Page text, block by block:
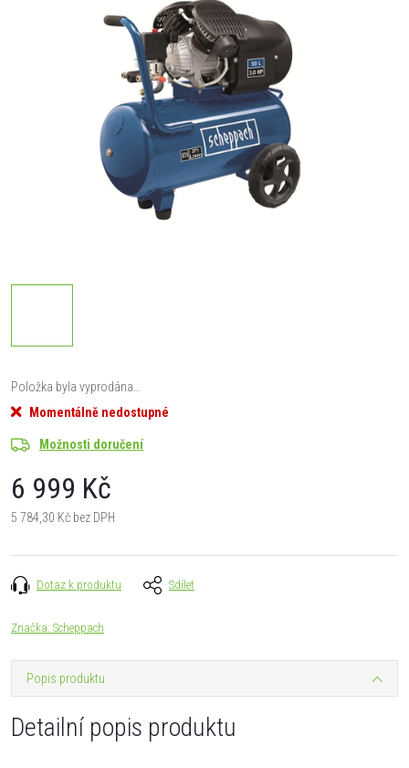
Položka byla vyprodána…
Momentálně nedostupné
Možnosti doručení
6 999 Kč
5 784,30 Kč bez DPH
cena:
Dotaz k produktu Sdílet
Značka: Scheppach
Popis produktu
Detailní popis produktu